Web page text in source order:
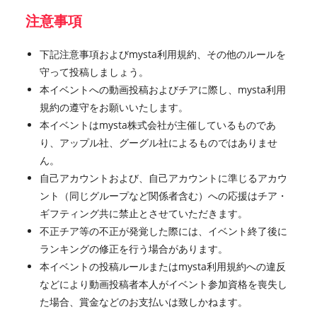
注意事項
下記注意事項およびmysta利用規約、その他のルールを
守って投稿しましょう。
本イベントへの動画投稿およびチアに際し、mysta利用
規約の遵守をお願いいたします。
本イベントはmysta株式会社が主催しているものであ
り、アップル社、グーグル社によるものではありませ
ん。
自己アカウントおよび、自己アカウントに準じるアカウ
ント（同じグループなど関係者含む）への応援はチア・
ギフティング共に禁止とさせていただきます。
不正チア等の不正が発覚した際には、イベント終了後に
ランキングの修正を行う場合があります。
本イベントの投稿ルールまたはmysta利用規約への違反
などにより動画投稿者本人がイベント参加資格を喪失し
た場合、賞金などのお支払いは致しかねます。